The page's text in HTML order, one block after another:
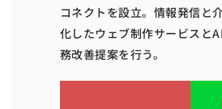
コネクトを設立。情報発信と
化したウェブ制作サービスと
務改善提案を行う。